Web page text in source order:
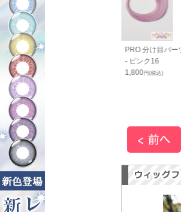
ームアップ
- ピンク
円(税込)
PRO 分け目パー
- ピンク16
1,800 円(税込)